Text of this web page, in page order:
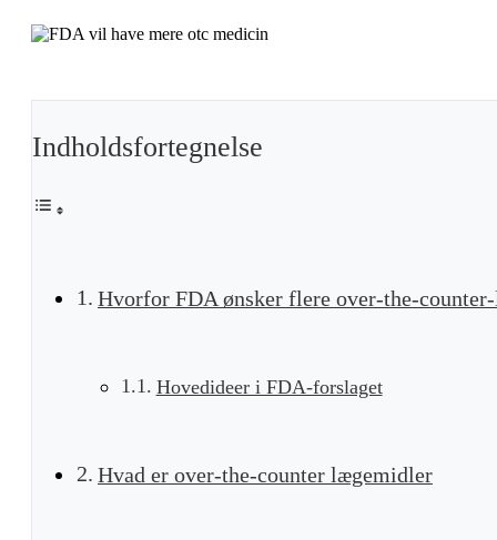
Indholdsfortegnelse
Hvorfor FDA ønsker flere over-the-
Hovedideer i FDA-forslaget
Hvad er over-the-counter lægemidler